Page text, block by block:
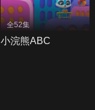
全52集
小浣熊ABC